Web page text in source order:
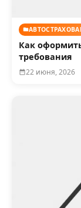
Как
требования
22 июня, 2026